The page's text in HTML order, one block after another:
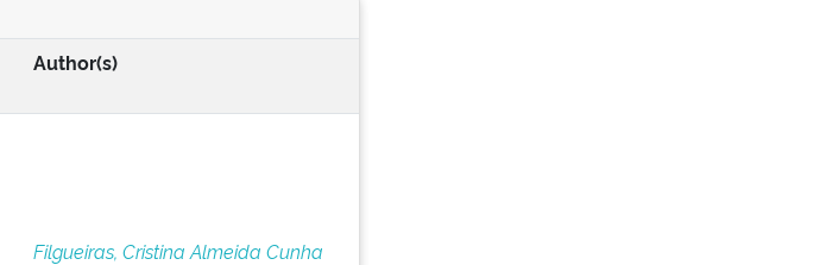
Author(s)
Filgueiras, Cristina Almeida Cunha